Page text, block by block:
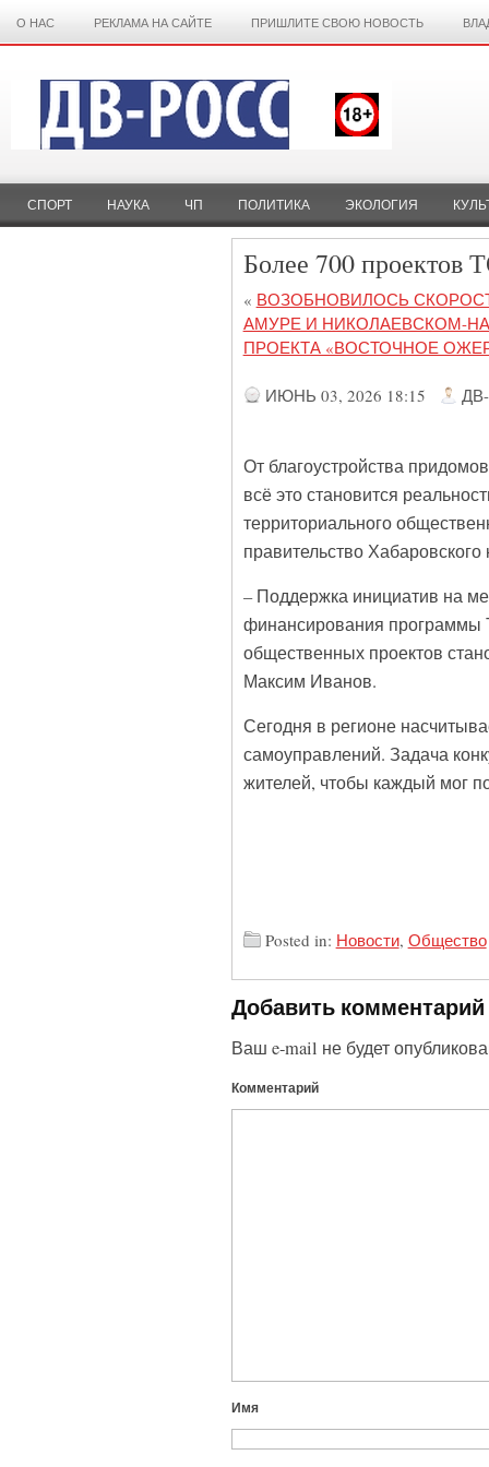
О НАС РЕКЛАМА НА САЙТЕ ПРИШЛИТЕ СВОЮ НОВОСТЬ
СПОРТ НАУКА ЧП ПОЛИТИКА ЭКОЛОГИЯ
Более 700 проектов
« ВОЗОБНОВИЛОСЬ
АМУРЕ И НИКОЛАЕВСКОМ-
ПРОЕКТА «ВОСТОЧНОЕ
ИЮНЬ 03, 2026 18:15
От благоустройства
всё это становится
территориального
правительство Хабаровского
– Поддержка инициатив на
финансирования программы
общественных проектов
Максим Иванов.
Сегодня в регионе
самоуправлений. Задача
жителей, чтобы каждый мог
Posted in: Новости, Общество
Добавить комментарий
Ваш e-mail не будет
Комментарий
Имя